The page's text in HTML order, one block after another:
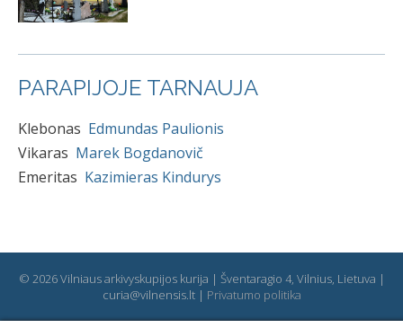
PARAPIJOJE TARNAUJA
Klebonas Edmundas Paulionis
Vikaras Marek Bogdanovič
Emeritas Kazimieras Kindurys
© 2026 Vilniaus arkivyskupijos kurija | Šventaragio 4, Vilnius, Lietuva |
curia@vilnensis.lt | Privatumo politika